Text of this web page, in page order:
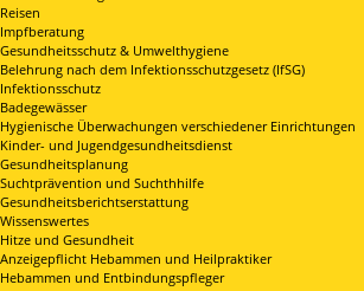
Reisen
Impfberatung
Gesundheitsschutz & Umwelthygiene
Belehrung nach dem Infektionsschutzgesetz (IfSG)
Infektionsschutz
Badegewässer
Hygienische Überwachungen verschiedener Einrichtungen
Kinder- und Jugendgesundheitsdienst
Gesundheitsplanung
Suchtprävention und Suchthhilfe
Gesundheitsberichtserstattung
Wissenswertes
Hitze und Gesundheit
Anzeigepflicht Hebammen und Heilpraktiker
Hebammen und Entbindungspfleger